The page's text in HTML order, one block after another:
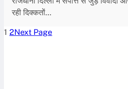
रही दिक्कतों…
1 2Next Page